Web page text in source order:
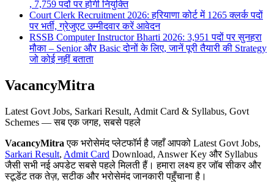
, 7,759 पदों पर होगी नियुक्ति
Court Clerk Recruitment 2026: हरियाणा कोर्ट में 1265 क्लर्क पदों
पर भर्ती, ग्रेजुएट उम्मीदवार करें आवेदन
RSSB Computer Instructor Bharti 2026: 3,951 पदों पर सुनहरा
मौका – Senior और Basic दोनों के लिए, जानें पूरी तैयारी की Strategy
जो कोई नहीं बताता
VacancyMitra
Latest Govt Jobs, Sarkari Result, Admit Card & Syllabus, Govt
Schemes — सब एक जगह, सबसे पहले
VacancyMitra एक भरोसेमंद प्लेटफॉर्म है जहाँ आपको Latest Govt Jobs,
Sarkari Result, Admit Card Download, Answer Key और Syllabus
जैसी सभी नई अपडेट सबसे पहले मिलती हैं। हमारा लक्ष्य हर जॉब सीकर और
स्टूडेंट तक तेज़, सटीक और भरोसेमंद जानकारी पहुँचाना है।